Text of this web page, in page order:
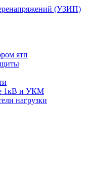
(УЗИП)
ятп
1кВ и УКМ
нагрузки